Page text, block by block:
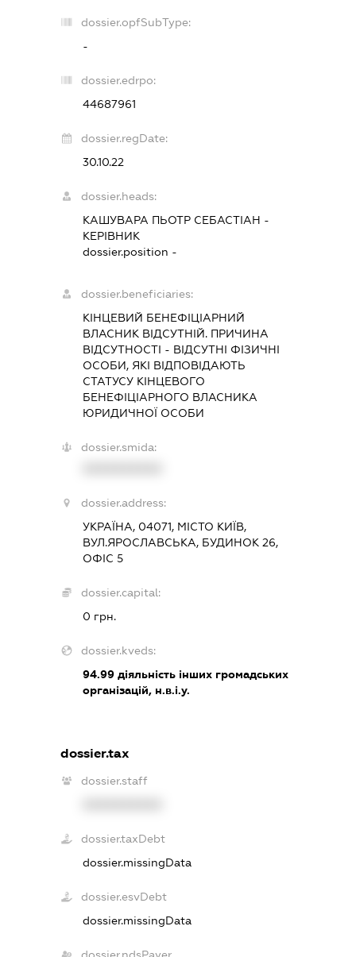
dossier.opfSubType:
-
dossier.edrpo:
44687961
dossier.regDate:
30.10.22
dossier.heads:
КАШУВАРА ПЬОТР СЕБАСТІАН -
КЕРІВНИК
dossier.position -
dossier.beneficiaries:
КІНЦЕВИЙ БЕНЕФІЦІАРНИЙ
ВЛАСНИК ВІДСУТНІЙ. ПРИЧИНА
ВІДСУТНОСТІ - ВІДСУТНІ ФІЗИЧНІ
ОСОБИ, ЯКІ ВІДПОВІДАЮТЬ
СТАТУСУ КІНЦЕВОГО
БЕНЕФІЦІАРНОГО ВЛАСНИКА
ЮРИДИЧНОЇ ОСОБИ
dossier.smida:
dossier.address:
УКРАЇНА, 04071, МІСТО КИЇВ,
ВУЛ.ЯРОСЛАВСЬКА, БУДИНОК 26,
ОФІС 5
dossier.capital:
0 грн.
dossier.kveds:
94.99 діяльність інших громадських
організацій, н.в.і.у.
dossier.tax
dossier.staff
dossier.taxDebt
dossier.missingData
dossier.esvDebt
dossier.missingData
dossier.ndsPayer